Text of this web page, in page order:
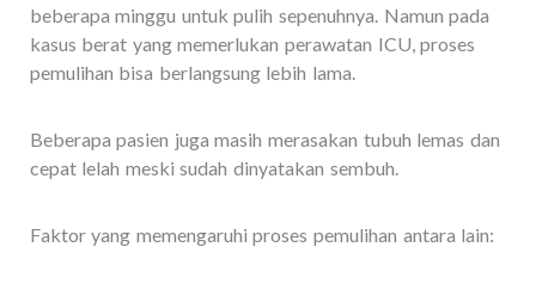
beberapa minggu untuk pulih sepenuhnya. Namun pada
kasus berat yang memerlukan perawatan ICU, proses
pemulihan bisa berlangsung lebih lama.
Beberapa pasien juga masih merasakan tubuh lemas dan
cepat lelah meski sudah dinyatakan sembuh.
Faktor yang memengaruhi proses pemulihan antara lain: